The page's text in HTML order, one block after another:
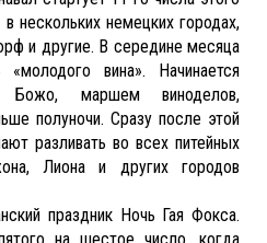
нескольких немецких городах,
и другие. В середине месяца
вина». Начинается
маршем виноделов,
полуночи. Сразу после этой
разливать во всех питейных
Лиона и других городов
праздник Ночь Гая Фокса.